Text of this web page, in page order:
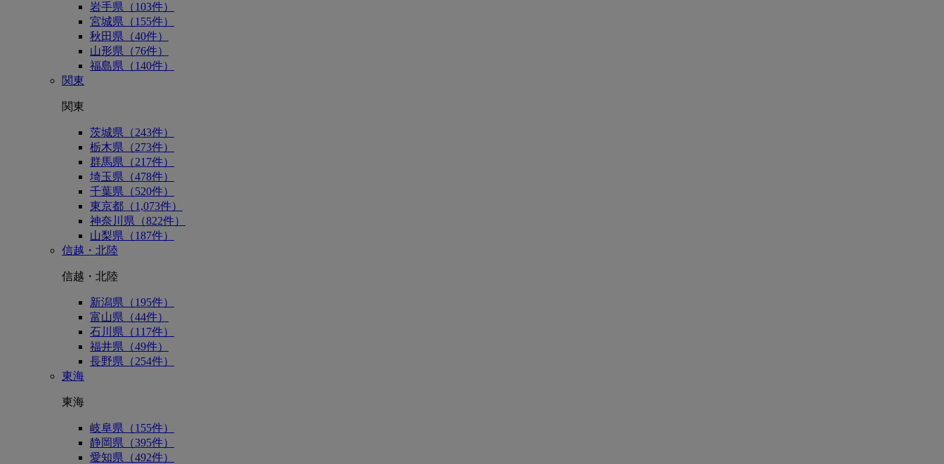
岩手県（103件）
宮城県（155件）
秋田県（40件）
山形県（76件）
福島県（140件）
関東
関東
茨城県（243件）
栃木県（273件）
群馬県（217件）
埼玉県（478件）
千葉県（520件）
東京都（1,073件）
神奈川県（822件）
山梨県（187件）
信越・北陸
信越・北陸
新潟県（195件）
富山県（44件）
石川県（117件）
福井県（49件）
長野県（254件）
東海
東海
岐阜県（155件）
静岡県（395件）
愛知県（492件）